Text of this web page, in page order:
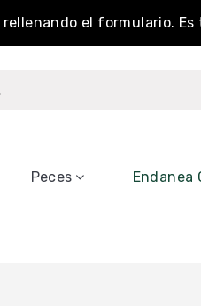
el formulario.
Peces Endanea